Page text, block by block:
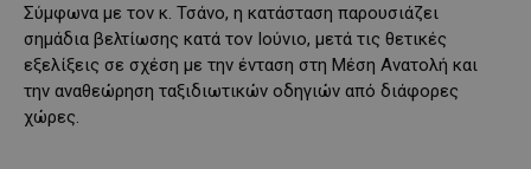
Σύμφωνα με τον κ. Τσάνο, η κατάσταση παρουσιάζει
σημάδια βελτίωσης κατά τον Ιούνιο, μετά τις θετικές
εξελίξεις σε σχέση με την ένταση στη Μέση Ανατολή και
την αναθεώρηση ταξιδιωτικών οδηγιών από διάφορες
χώρες.